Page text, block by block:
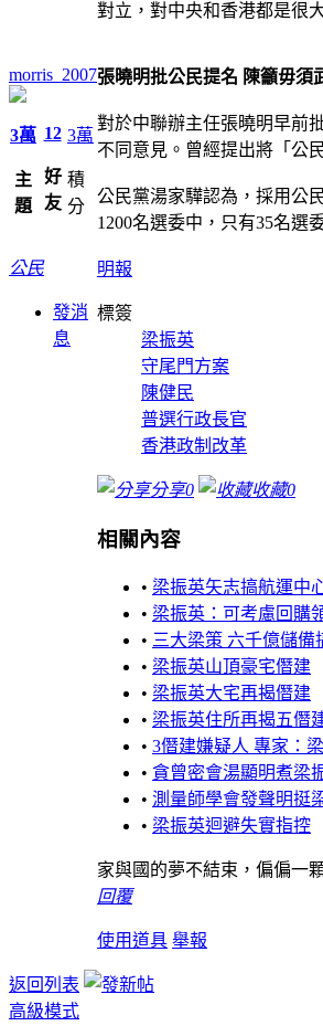
morris_2007
3萬
主
題
12
好
友
3萬
積
分
公民
發消
息
對立，對中央和香港都是很
張曉明批公民提名 陳籲毋須
對於中聯辦主任張曉明早前
不同意見。曾經提出將「公
公民黨湯家驊認為，採用公
1200名選委中，只有35名選
明報
標簽
梁振英
守尾門方案
陳健民
普選行政長官
香港政制改革
分享0 收藏0
相關內容
• 梁振英矢志搞航運中
• 梁振英：可考慮回購
• 三大梁策 六千億儲備
• 梁振英山頂豪宅僭建
• 梁振英大宅再揭僭建
• 梁振英住所再揭五僭
• 3僭建嫌疑人 專家：
• 貪曾密會湯顯明煮梁
• 測量師學會發聲明挺
• 梁振英迴避失實指控
家與國的夢不結束，偏偏一
回覆
使用道具 舉報
返回列表
高級模式